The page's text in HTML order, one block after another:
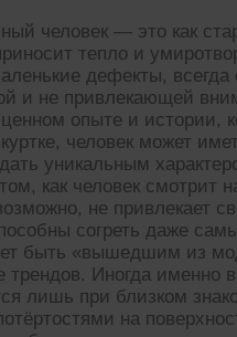
человек — это как
тепло и
дефекты,
и не привлекающей
опыте и
человек может
уникальным
как человек смотрит
не привлекает
согреть даже
быть «вышедшим из
трендов. Иногда именно
лишь при близком
на